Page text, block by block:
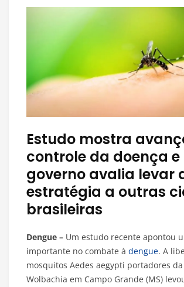
Estudo mostra
controle da doença e
governo avalia levar
estratégia a outras
brasileiras
Dengue – Um estudo recente apontou
importante no combate à dengue. A
mosquitos Aedes aegypti portadores
Wolbachia em Campo Grande (MS)